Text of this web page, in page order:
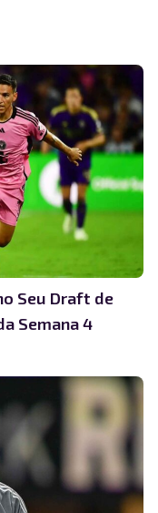
Seu Draft de
Semana 4